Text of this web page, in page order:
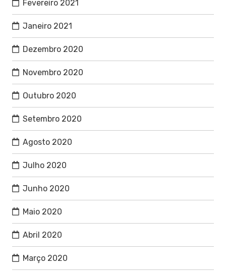
Fevereiro 2021
Janeiro 2021
Dezembro 2020
Novembro 2020
Outubro 2020
Setembro 2020
Agosto 2020
Julho 2020
Junho 2020
Maio 2020
Abril 2020
Março 2020